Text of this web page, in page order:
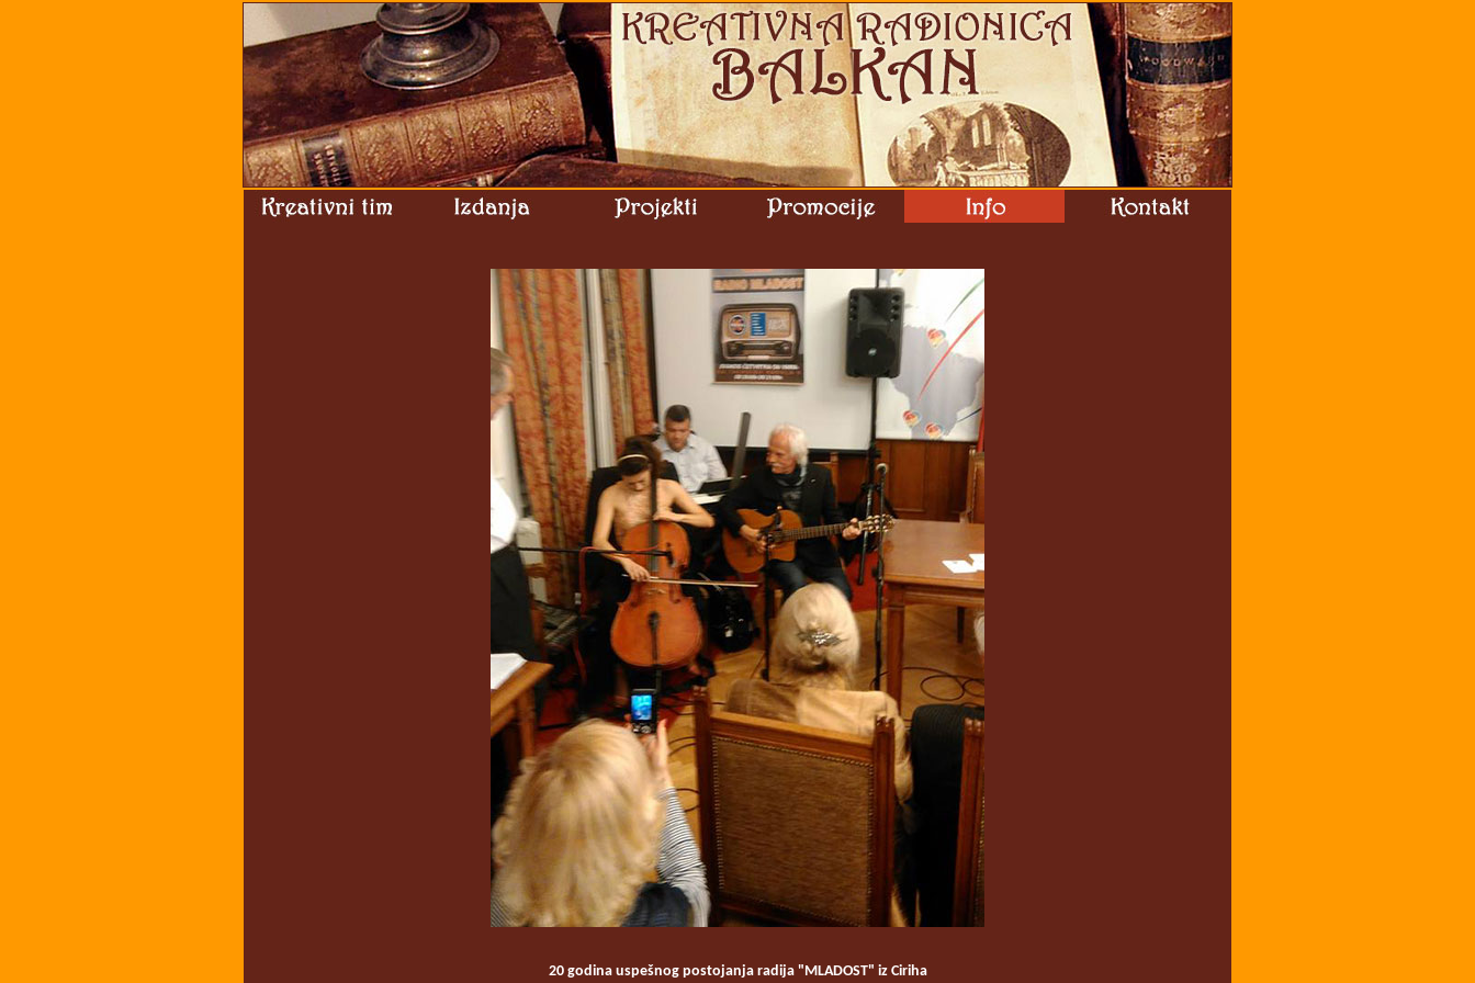
20 godina uspešnog postojanja radija "MLADOST" iz Ciriha